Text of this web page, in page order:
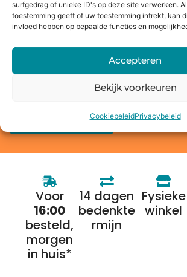
surfgedrag of unieke ID's op deze site verwerken.
toestemming geeft of uw toestemming intrekt, kan
invloed hebben op bepaalde functies en
Accepteren
Bekijk voorkeuren
CookiebeleidPrivacybeleid
duurzamere wereld. Daarom bieden wij
mogelijkheid om een oude smartphone,
direct geld. Niet alleen profiteer jij van
technologie, maar je draagt ook bij aan
Bereken de waarde
Voor
16:00
besteld,
morgen
in huis*
14 dagen
bedenkte
rmijn
Fysieke
winkel